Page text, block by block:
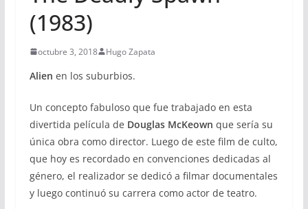
(1983)
octubre 3, 2018 Hugo Zapata
Alien en los suburbios.
Un concepto fabuloso que fue trabajado en esta
divertida película de Douglas McKeown que sería su
única obra como director. Luego de este film de culto,
que hoy es recordado en convenciones dedicadas al
género, el realizador se dedicó a filmar documentales
y luego continuó su carrera como actor de teatro.